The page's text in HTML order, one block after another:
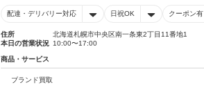
配達・デリバリー対応 日祝OK クーポン有
住所
北海道札幌市中央区南一条東2丁目11番地1
本日の営業状況 10:00〜17:00
商品・サービス
ブランド買取